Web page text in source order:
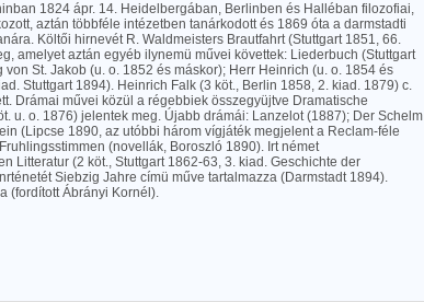
1824 ápr. 14. Heidelbergában, Berlinben és Halléban filozofiai,
aztán többféle intézetben tanárkodott és 1869 óta a darmstadti
Költői hirnevét R. Waldmeisters Brautfahrt (Stuttgart 1851, 66.
amelyet aztán egyéb ilynemü művei követtek: Liederbuch (Stuttgart
St. Jakob (u. o. 1852 és máskor); Herr Heinrich (u. o. 1854 és
Stuttgart 1894). Heinrich Falk (3 köt., Berlin 1858, 2. kiad. 1879) c.
Drámai művei közül a régebbiek összegyüjtve Dramatische
u. o. 1876) jelentek meg. Újabb drámái: Lanzelot (1887); Der Schelm
(Lipcse 1890, az utóbbi három vígjáték megjelent a Reclam-féle
(novellák, Boroszló 1890). Irt német
Litteratur (2 köt., Stuttgart 1862-63, 3. kiad. Geschichte der
Siebzig Jahre címü műve tartalmazza (Darmstadt 1894).
(fordított Ábrányi Kornél).